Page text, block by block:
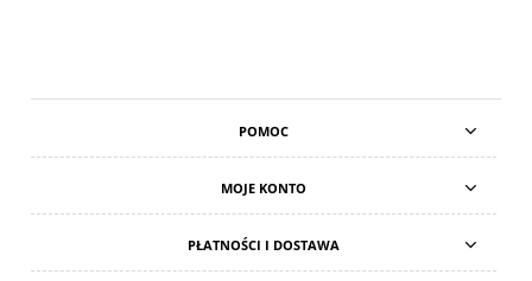
POMOC
MOJE KONTO
PŁATNOŚCI I DOSTAWA